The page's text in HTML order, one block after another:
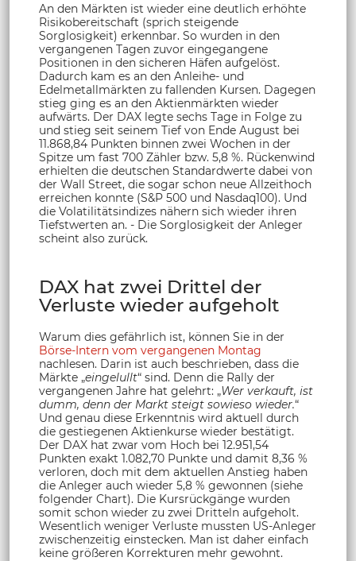
An den Märkten ist wieder eine deutlich erhöhte
Risikobereitschaft (sprich steigende
Sorglosigkeit) erkennbar. So wurden in den
vergangenen Tagen zuvor eingegangene
Positionen in den sicheren Häfen aufgelöst.
Dadurch kam es an den Anleihe- und
Edelmetallmärkten zu fallenden Kursen. Dagegen
stieg ging es an den Aktienmärkten wieder
aufwärts. Der DAX legte sechs Tage in Folge zu
und stieg seit seinem Tief von Ende August bei
11.868,84 Punkten binnen zwei Wochen in der
Spitze um fast 700 Zähler bzw. 5,8 %. Rückenwind
erhielten die deutschen Standardwerte dabei von
der Wall Street, die sogar schon neue Allzeithoch
erreichen konnte (S&P 500 und Nasdaq100). Und
die Volatilitätsindizes nähern sich wieder ihren
Tiefstwerten an. - Die Sorglosigkeit der Anleger
scheint also zurück.
DAX hat zwei Drittel der
Verluste wieder aufgeholt
Warum dies gefährlich ist, können Sie in der
Börse-Intern vom vergangenen Montag
nachlesen. Darin ist auch beschrieben, dass die
Märkte „eingelullt“ sind. Denn die Rally der
vergangenen Jahre hat gelehrt: „Wer verkauft, ist
dumm, denn der Markt steigt sowieso wieder.“
Und genau diese Erkenntnis wird aktuell durch
die gestiegenen Aktienkurse wieder bestätigt.
Der DAX hat zwar vom Hoch bei 12.951,54
Punkten exakt 1.082,70 Punkte und damit 8,36 %
verloren, doch mit dem aktuellen Anstieg haben
die Anleger auch wieder 5,8 % gewonnen (siehe
folgender Chart). Die Kursrückgänge wurden
somit schon wieder zu zwei Dritteln aufgeholt.
Wesentlich weniger Verluste mussten US-Anleger
zwischenzeitig einstecken. Man ist daher einfach
keine größeren Korrekturen mehr gewohnt.